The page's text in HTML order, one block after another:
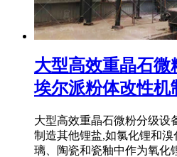
大型高效重晶石
埃尔派粉体改性机
大型高效重晶石微粉分级设
制造其他锂盐,如氯化锂和
璃、陶瓷和瓷釉中作为氧化